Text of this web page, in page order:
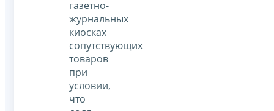
газетно-
журнальных
киосках
сопутствующих
товаров
при
условии,
что